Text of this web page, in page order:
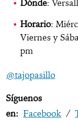
Dónde:
Horario:
Viernes y
pm
@tajopasillo
Síguenos
en: Facebook /